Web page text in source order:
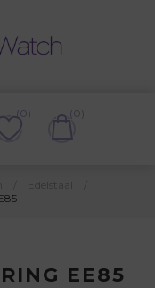
(0) (0)
EE85